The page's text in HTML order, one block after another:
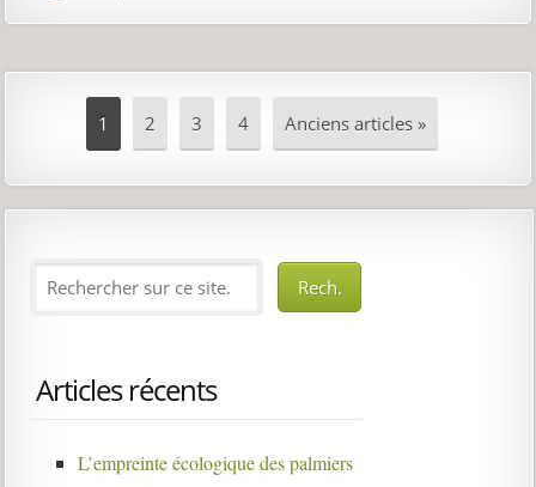
1 2 3 4 Anciens articles »
Articles récents
L’empreinte écologique des palmiers